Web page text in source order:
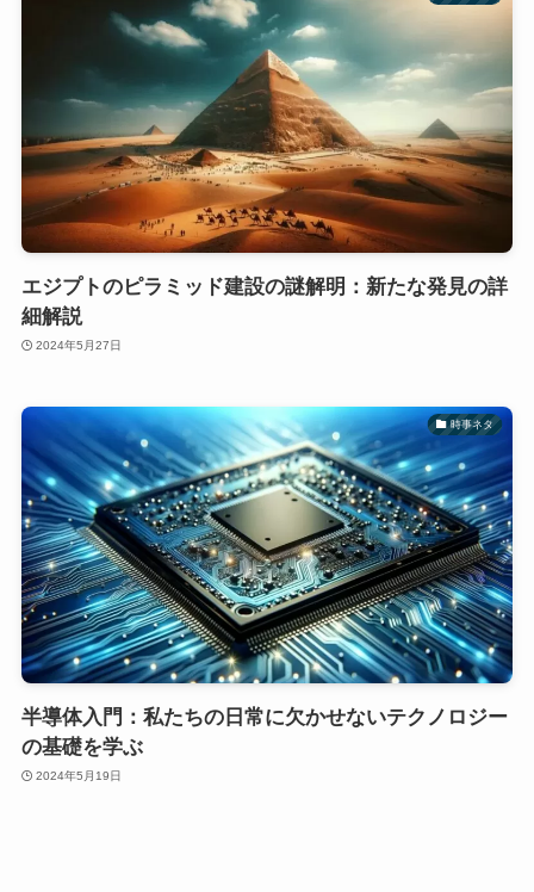
エジプトのピラミッド建設の謎解明：新たな発見の詳
細解説
2024年5月27日
時事ネタ
半導体入門：私たちの日常に欠かせないテクノロジー
の基礎を学ぶ
2024年5月19日